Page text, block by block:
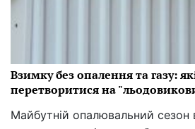
Взимку без опалення та газу:
перетворитися на
Майбутній опалювальний сезон